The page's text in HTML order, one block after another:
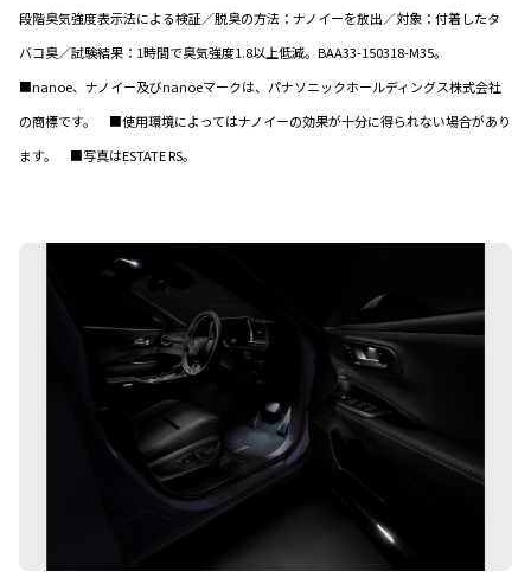
段階臭気強度表示法による検証／脱臭の方法：ナノイーを放出／対象：付着したタ
バコ臭／試験結果：1時間で臭気強度1.8以上低減。BAA33-150318-M35。
■nanoe、ナノイー及びnanoeマークは、パナソニックホールディングス株式会社
の商標です。 ■使用環境によってはナノイーの効果が十分に得られない場合があり
ます。 ■写真はESTATE RS。